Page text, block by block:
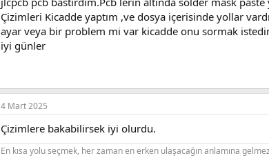
Çizimleri Kicadde yaptım ,ve dosya içerisinde yollar
ayar veya bir problem mi var kicadde onu sormak
iyi günler
4 Mart 2025
Çizimlere bakabilirsek iyi olurdu.
En kısa yolu seçmek, her zaman en erken ulaşacağın anlamına